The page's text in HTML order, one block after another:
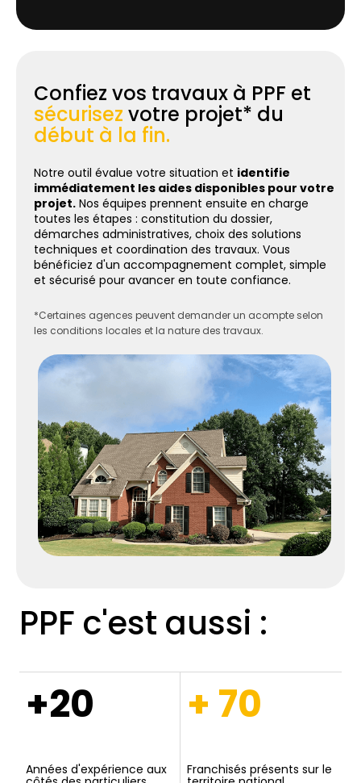
Confiez vos travaux à PPF et
sécurisez votre projet* du
début à la fin.
Notre outil évalue votre situation et identifie
immédiatement les aides disponibles pour votre
projet. Nos équipes prennent ensuite en charge
toutes les étapes : constitution du dossier,
démarches administratives, choix des solutions
techniques et coordination des travaux. Vous
bénéficiez d'un accompagnement complet, simple
et sécurisé pour avancer en toute confiance.
*Certaines agences peuvent demander un acompte selon
les conditions locales et la nature des travaux.
PPF c'est aussi :
+20
Années d'expérience aux
+ 70
Franchisés présents sur le